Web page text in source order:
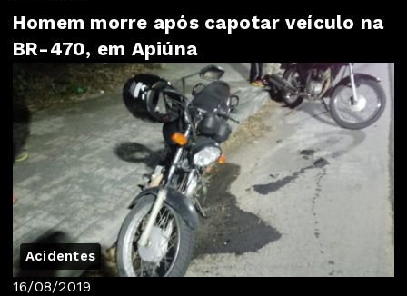
Homem morre após capotar veículo na
BR-470, em Apiúna
Acidentes
16/08/2019